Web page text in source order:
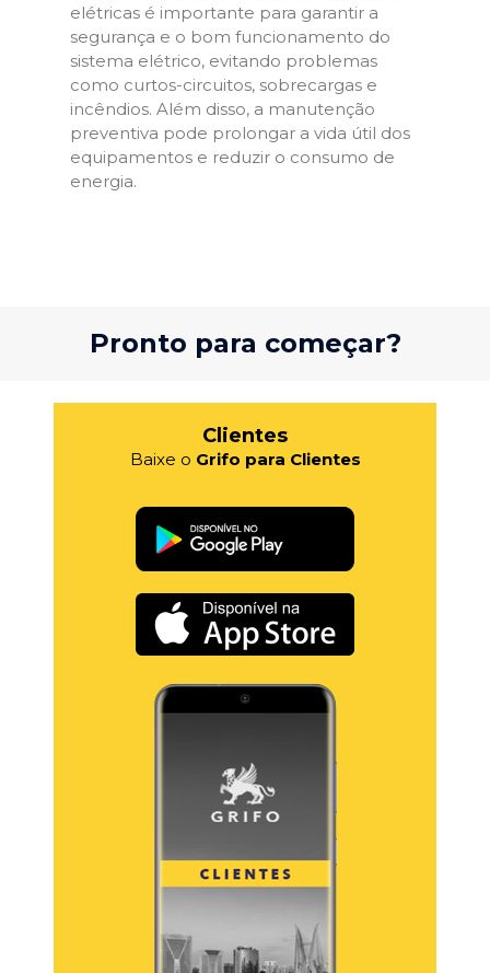
elétricas é importante para garantir a
segurança e o bom funcionamento do
sistema elétrico, evitando problemas
como curtos-circuitos, sobrecargas e
incêndios. Além disso, a manutenção
preventiva pode prolongar a vida útil dos
equipamentos e reduzir o consumo de
energia.
Pronto para começar?
Clientes
Baixe o Grifo para Clientes